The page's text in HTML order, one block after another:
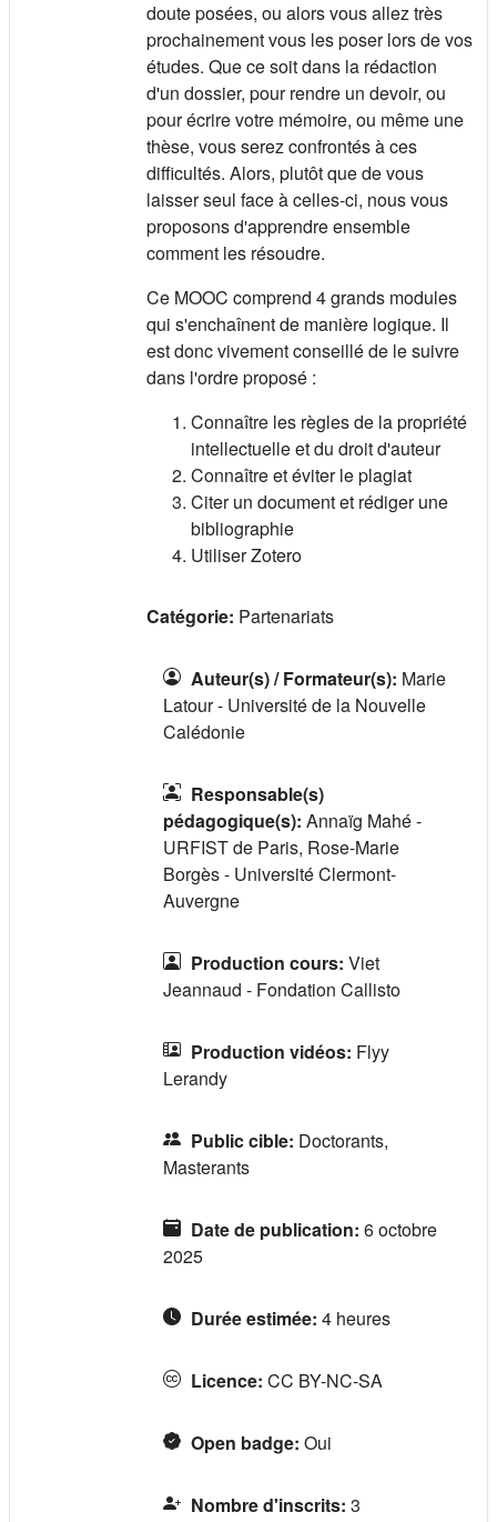
doute posées, ou alors vous allez très
prochainement vous les poser lors de vos
études. Que ce soit dans la rédaction
d'un dossier, pour rendre un devoir, ou
pour écrire votre mémoire, ou même une
thèse, vous serez confrontés à ces
difficultés. Alors, plutôt que de vous
laisser seul face à celles-ci, nous vous
proposons d'apprendre ensemble
comment les résoudre.
Ce MOOC comprend 4 grands modules
qui s'enchaînent de manière logique. Il
est donc vivement conseillé de le suivre
dans l'ordre proposé :
Connaître les règles de la propriété
intellectuelle et du droit d'auteur
Connaître et éviter le plagiat
Citer un document et rédiger une
bibliographie
Utiliser Zotero
Catégorie: Partenariats
Auteur(s) / Formateur(s): Marie
Latour - Université de la Nouvelle
Calédonie
Responsable(s)
pédagogique(s): Annaïg Mahé -
URFIST de Paris, Rose-Marie
Borgès - Université Clermont-
Auvergne
Production cours: Viet
Jeannaud - Fondation Callisto
Production vidéos: Flyy
Lerandy
Public cible: Doctorants,
Masterants
Date de publication: 6 octobre
2025
Durée estimée: 4 heures
Licence: CC BY-NC-SA
Open badge: Oui
Nombre d'inscrits: 3